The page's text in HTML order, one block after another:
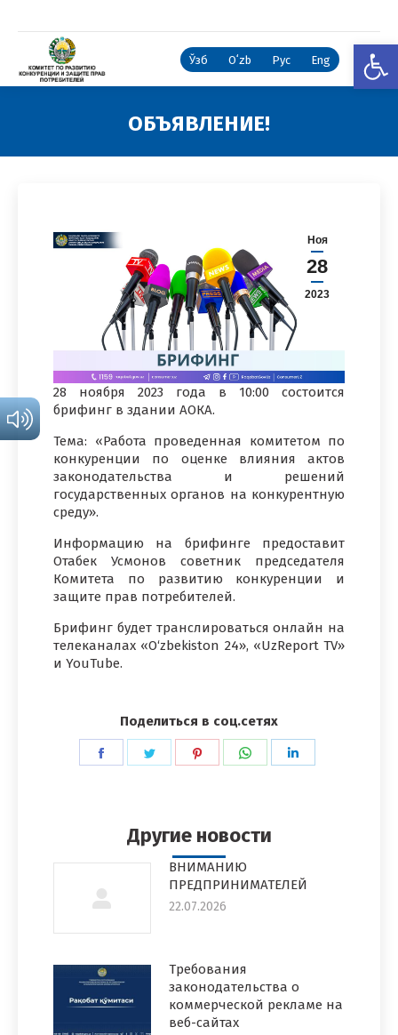
Ўзб Oʻzb Рус Eng
ОБЪЯВЛЕНИЕ!
Ноя
28
2023
28 ноября 2023 года в 10:00 состоится
брифинг в здании АОКА.
Тема: «Работа проведенная комитетом по
конкуренции по оценке влияния актов
законодательства и решений
государственных органов на конкурентную
среду».
Информацию на брифинге предоставит
Отабек Усмонов советник председателя
Комитета по развитию конкуренции и
защите прав потребителей.
Брифинг будет транслироваться онлайн на
телеканалах «O‘zbekiston 24», «UzReport TV»
и YouTube.
Поделиться в соц.сетях
ПоделитьсяПоделитьсяПоделитьсяПоделиться
Другие новости
ВНИМАНИЮ
ПРЕДПРИНИМАТЕЛЕЙ
22.07.2026
Требования
законодательства о
коммерческой рекламе на
веб-сайтах